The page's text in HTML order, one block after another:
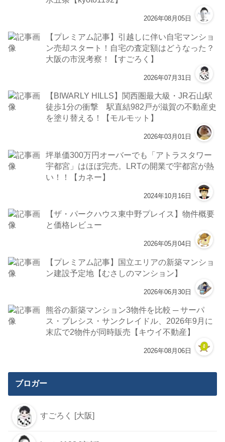
2026年08月05日
【プレミアム記事】引越しに伴い自宅マンショ
ン売却スタート！自宅の査定額はどうなった？
大阪の市況考察！【すごろく】
2026年07月31日
【BIWARLY HILLS】関西圏最大級・JR石山駅
徒歩1分の衝撃 駅直結982戸が滋賀の不動産史
を塗り替える！【モルモット】
2026年03月01日
坪単価300万円オーバーでも「アトラスタワー
宇都宮」はほぼ完売。LRTの開業で宇都宮が熱
い！！【カネー】
2024年10月16日
【ザ・パークハウス東中野プレイス】物件概要
と価格レビュー
2026年05月04日
【プレミアム記事】国立エリアの新築マンショ
ン建設予定地【むさしのマンション】
2026年06月30日
熊谷の新築マンション3物件を比較 ─ サーパ
ス・プレシス・サンクレイドル、2026年9月に
末広で2物件が同時販売【キウイ不動産】
2026年08月06日
ブロガー
すごろく [大阪]